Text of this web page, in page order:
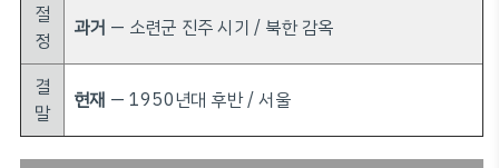
절
정
과거 — 소련군 진주 시기 / 북한 감옥
결
말
현재 — 1950년대 후반 / 서울